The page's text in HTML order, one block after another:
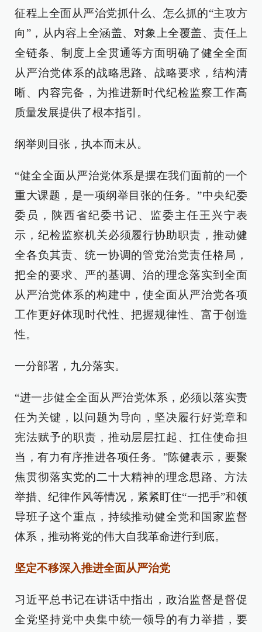
征程上全面从严治党抓什么、怎么抓的“主攻方
向”，从内容上全涵盖、对象上全覆盖、责任上
全链条、制度上全贯通等方面明确了健全全面
从严治党体系的战略思路、战略要求，结构清
晰、内容完备，为推进新时代纪检监察工作高
质量发展提供了根本指引。
纲举则目张，执本而末从。
“健全全面从严治党体系是摆在我们面前的一个
重大课题，是一项纲举目张的任务。”中央纪委
委员，陕西省纪委书记、监委主任王兴宁表
示，纪检监察机关必须履行协助职责，推动健
全各负其责、统一协调的管党治党责任格局，
把全的要求、严的基调、治的理念落实到全面
从严治党体系的构建中，使全面从严治党各项
工作更好体现时代性、把握规律性、富于创造
性。
一分部署，九分落实。
“进一步健全全面从严治党体系，必须以落实责
任为关键，以问题为导向，坚决履行好党章和
宪法赋予的职责，推动层层扛起、扛住使命担
当，有力有序推进各项任务。”陈健表示，要聚
焦贯彻落实党的二十大精神的理念思路、方法
举措、纪律作风等情况，紧紧盯住“一把手”和领
导班子这个重点，持续推动健全党和国家监督
体系，推动将党的伟大自我革命进行到底。
坚定不移深入推进全面从严治党
习近平总书记在讲话中指出，政治监督是督促
全党坚持党中央集中统一领导的有力举措，要